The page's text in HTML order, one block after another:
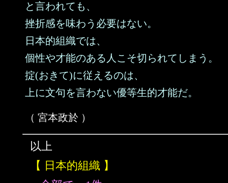
と言われても、
挫折感を味わう必要はない。
日本的組織では、
個性や才能のある人こそ切られてしまう。
掟(おきて)に従えるのは、
上に文句を言わない優等生的才能だ。
（ 宮本政於 ）
以上
【 日本的組織 】